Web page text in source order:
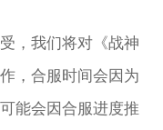
，我们将对《战神
，合服时间会因为
能会因合服进度推